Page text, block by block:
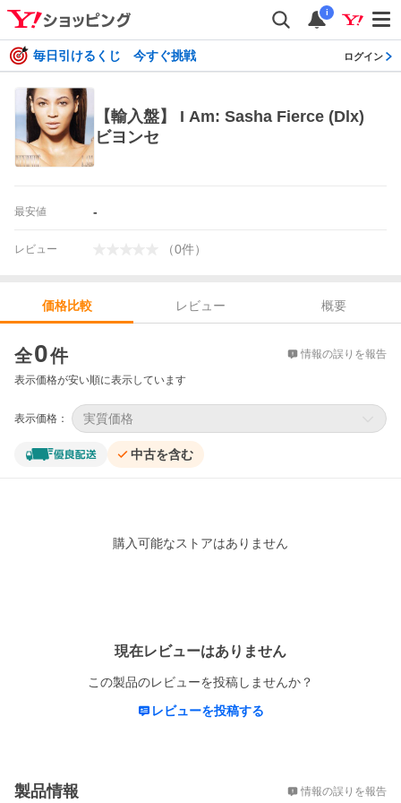
i
毎日引けるくじ 今すぐ挑戦 ログイン
【輸入盤】 I Am: Sasha Fierce (Dlx)
ビヨンセ
最安値 -
レビュー （0件）
価格比較 レビュー
概要
全0件 情報の誤りを報告
表示価格が安い順に表示しています
表示価格： 実質価格
中古を含む
購入可能なストアはありません
現在レビューはありません
この製品のレビューを投稿しませんか？
レビューを投稿する
製品情報 情報の誤りを報告